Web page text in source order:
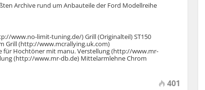
Archive rund um Anbauteile der Ford Modellreihe
www.no-limit-tuning.de/) Grill (Originalteil) ST150
Grill (http://www.mcrallying.uk.com)
für Hochtöner mit manu. Verstellung (http://www.mr-
(http://www.mr-db.de) Mittelarmlehne Chrom
401